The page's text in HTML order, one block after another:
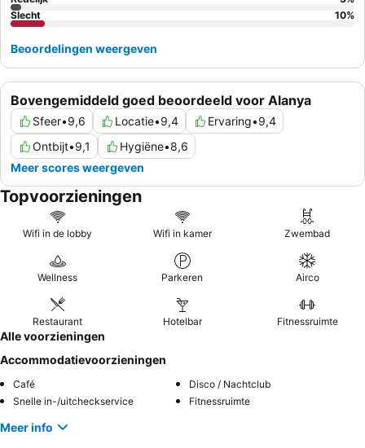
Bovengemiddeld goed beoordeeld voor Alanya
Sfeer•9,6 Locatie•9,4 Ervaring•9,4
Ontbijt•9,1 Hygiëne•8,6
Meer scores weergeven
Slecht
10%
Beoordelingen weergeven
Topvoorzieningen
Wifi in de lobby Wifi in kamer Zwembad
Wellness Parkeren Airco
Restaurant Hotelbar Fitnessruimte
Alle voorzieningen
Accommodatievoorzieningen
Café
Disco / Nachtclub
Snelle in-/uitcheckservice
Fitnessruimte
Meer info